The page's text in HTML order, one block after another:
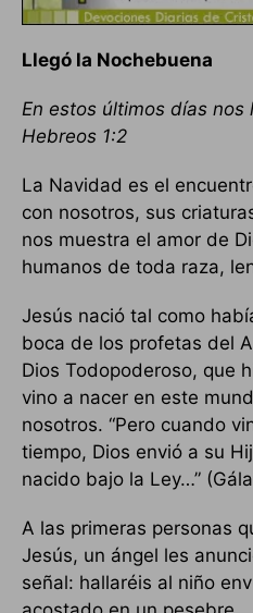
Llegó la Nochebuena
En estos últimos días
Hebreos 1:2
La Navidad es el
con nosotros, sus
nos muestra el amor de
humanos de toda raza,
Jesús nació tal como
boca de los profetas del
Dios Todopoderoso, que
vino a nacer en este
nosotros. “Pero cuando
tiempo, Dios envió a su
nacido bajo la Ley…”
A las primeras personas
Jesús, un ángel les
señal: hallaréis al niño